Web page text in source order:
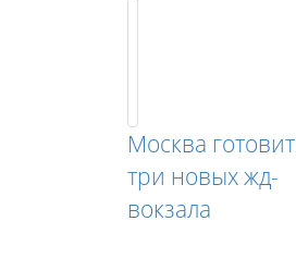
Москва готовит
три новых жд-
вокзала